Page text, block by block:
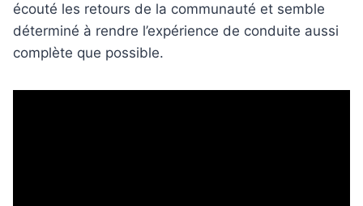
écouté les retours de la communauté et semble
déterminé à rendre l’expérience de conduite aussi
complète que possible.